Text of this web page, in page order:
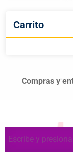
Carrito
Compras y